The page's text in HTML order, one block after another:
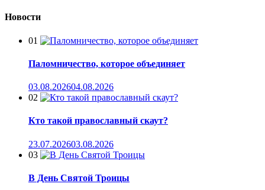
Новости
01
Паломничество, которое объединяет
03.08.202604.08.2026
02
Кто такой православный скаут?
23.07.202603.08.2026
03
В День Святой Троицы